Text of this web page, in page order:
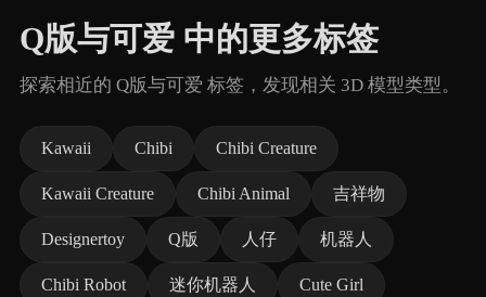
Q版与可爱 中的更多标签
探索相近的 Q版与可爱 标签，发现相关 3D 模型类型。
Kawaii Chibi Chibi Creature
Kawaii Creature Chibi Animal 吉祥物
Designertoy Q版 人仔 机器人
Chibi Robot 迷你机器人 Cute Girl